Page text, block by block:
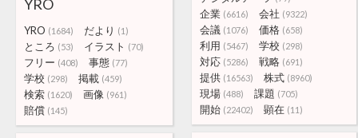
企業 (6616) 会社 (9322)
会議 (1076) 価格 (658)
利用 (5467) 学校 (298)
対応 (5286) 戦略 (691)
提供 (16563) 株式 (8960)
現場 (488) 課題 (705)
開始 (22402) 顕在 (11)
YRO
YRO (1684) だより (1)
ところ (53) イラスト (70)
フリー (408) 事態 (77)
学校 (298) 掲載 (459)
検索 (1620) 画像 (961)
賠償 (145)